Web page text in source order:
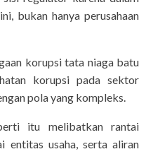
bukan hanya perusahaan
korupsi tata niaga batu
korupsi pada sektor
pola yang kompleks.
itu melibatkan rantai
entitas usaha, serta aliran